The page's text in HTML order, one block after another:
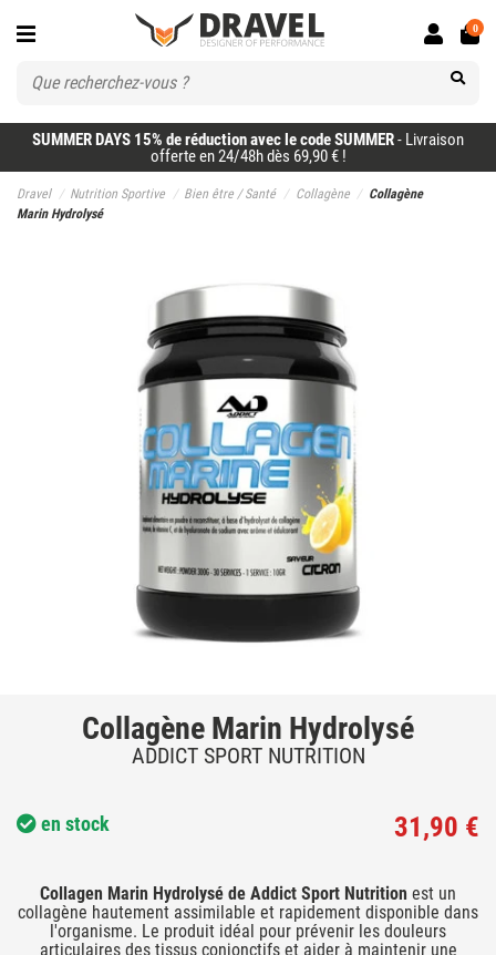
SUMMER DAYS 15% de réduction avec le code SUMMER- Livraison
offerte en 24/48h dès 69,90 € !
0
Dravel Nutrition Sportive Bien être / Santé Collagène
Collagène
Marin Hydrolysé
Collagène Marin Hydrolysé
ADDICT SPORT NUTRITION
31,90 €
Collagen Marin Hydrolysé de Addict Sport Nutrition est un
collagène hautement assimilable et rapidement disponible dans
l'organisme. Le produit idéal pour prévenir les douleurs
articulaires des tissus conjonctifs et aider à maintenir une
en stock